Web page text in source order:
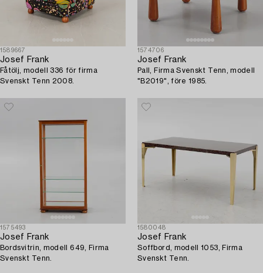
1589667
Josef Frank
Fåtölj, modell 336 för firma
Svenskt Tenn 2008.
1574706
Josef Frank
Pall, Firma Svenskt Tenn, modell
"B2019", före 1985.
1575493
Josef Frank
Bordsvitrin, modell 649, Firma
Svenskt Tenn.
1580048
Josef Frank
Soffbord, modell 1053, Firma
Svenskt Tenn.